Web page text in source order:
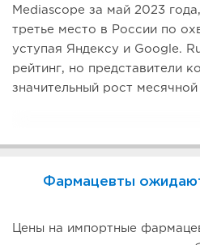
Mediascope за май 2023
третье место в России по
уступая Яндексу и Google.
рейтинг, но представители
значительный рост месячной
Фармацевты
Цены на импортные